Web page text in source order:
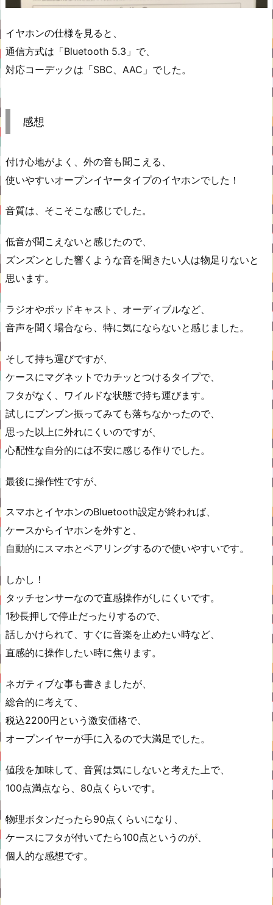
イヤホンの仕様を見ると、
通信方式は「Bluetooth 5.3」で、
対応コーデックは「SBC、AAC」でした。
感想
付け心地がよく、外の音も聞こえる、
使いやすいオープンイヤータイプのイヤホンでした！
音質は、そこそこな感じでした。
低音が聞こえないと感じたので、
ズンズンとした響くような音を聞きたい人は物足りないと
思います。
ラジオやポッドキャスト、オーディブルなど、
音声を聞く場合なら、特に気にならないと感じました。
そして持ち運びですが、
ケースにマグネットでカチッとつけるタイプで、
フタがなく、ワイルドな状態で持ち運びます。
試しにブンブン振ってみても落ちなかったので、
思った以上に外れにくいのですが、
心配性な自分的には不安に感じる作りでした。
最後に操作性ですが、
スマホとイヤホンのBluetooth設定が終われば、
ケースからイヤホンを外すと、
自動的にスマホとペアリングするので使いやすいです。
しかし！
タッチセンサーなので直感操作がしにくいです。
1秒長押しで停止だったりするので、
話しかけられて、すぐに音楽を止めたい時など、
直感的に操作したい時に焦ります。
ネガティブな事も書きましたが、
総合的に考えて、
税込2200円という激安価格で、
オープンイヤーが手に入るので大満足でした。
値段を加味して、音質は気にしないと考えた上で、
100点満点なら、80点くらいです。
物理ボタンだったら90点くらいになり、
ケースにフタが付いてたら100点というのが、
個人的な感想です。